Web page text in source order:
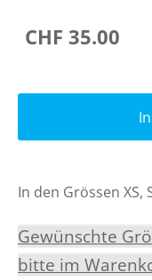
CHF 35.00
In den Grössen XS,
Gewünschte
bitte im